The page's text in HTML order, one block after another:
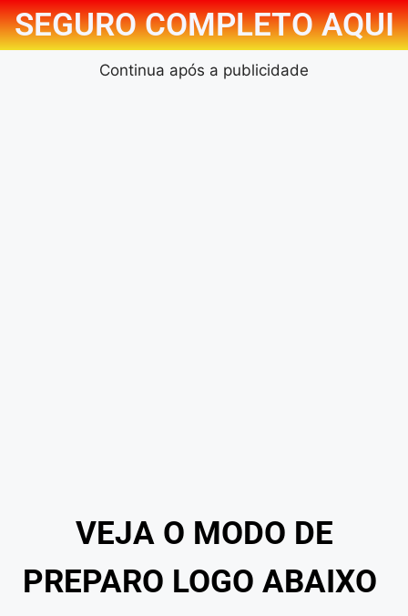
SEGURO COMPLETO AQUI
Continua após a publicidade
VEJA O MODO DE
PREPARO LOGO ABAIXO